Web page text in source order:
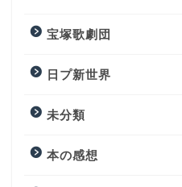
宝塚歌劇団
日プ新世界
未分類
本の感想